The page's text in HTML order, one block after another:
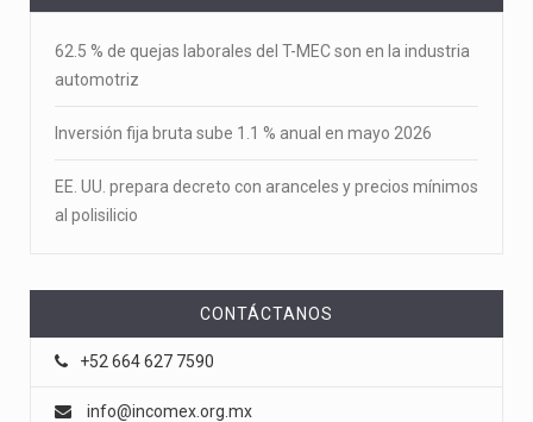
62.5 % de quejas laborales del T-MEC son en la industria
automotriz
Inversión fija bruta sube 1.1 % anual en mayo 2026
EE. UU. prepara decreto con aranceles y precios mínimos
al polisilicio
CONTÁCTANOS
+52 664 627 7590
info@incomex.org.mx